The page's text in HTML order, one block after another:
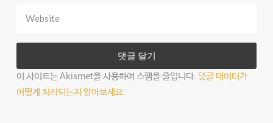
이 사이트는 Akismet을 사용하여 스팸을 줄입니다. 댓글 데이터가
어떻게 처리되는지 알아보세요.